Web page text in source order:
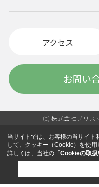
アクセス
お問い
(c) 株式会社ブリス
当サイトでは、お客様の当サイト
して、クッキー（Cookie）を使用
詳しくは、当社の 「Cookieの取扱